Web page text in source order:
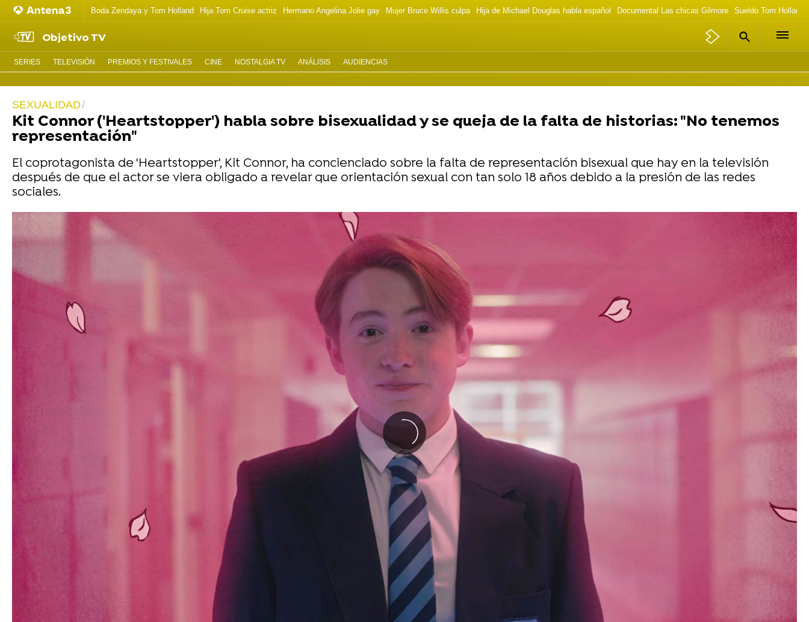
Boda Zendaya y Tom Holland Hija Tom Cruise actriz Hermano Angelina Jolie gay Mujer Bruce Willis culpa Hija de Michael Douglas habla español Documental Las chicas Gilmore Sueldo Tom Holland
Objetivo TV
SERIES TELEVISIÓN PREMIOS Y FESTIVALES CINE NOSTALGIA TV ANÁLISIS AUDIENCIAS
SEXUALIDAD
Kit Connor ('Heartstopper') habla sobre bisexualidad y se queja de la falta de historias: "No tenemos
representación"
El coprotagonista de 'Heartstopper', Kit Connor, ha concienciado sobre la falta de representación bisexual que hay en la televisión
después de que el actor se viera obligado a revelar que orientación sexual con tan solo 18 años debido a la presión de las redes
sociales.